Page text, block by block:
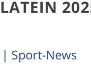
Greifswald